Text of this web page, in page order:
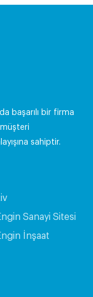
başarılı bir firma
sahiptir.
Sanayi Sitesi
İnşaat